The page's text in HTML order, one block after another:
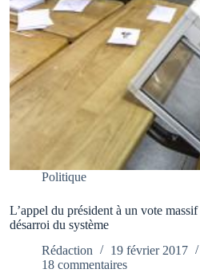
Politique
L’appel du président à un vote
désarroi du système
Rédaction
19 février 2017
18 commentaires